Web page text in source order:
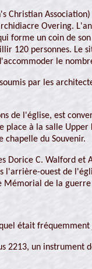
Christian
Overing.
forme un coin de
120 personnes.
le
par les
de l'église, est
à la salle
du Souvenir.
Dorice C. Walford
ouest de
Mémorial de la
était
2213, un